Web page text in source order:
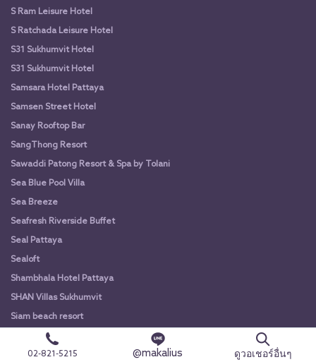
S Ram Leisure Hotel
S Ratchada Leisure Hotel
S31 Sukhumvit Hotel
S31 Sukhumvit Hotel
Samsara Hotel Pattaya
Samsen Street Hotel
Sanay Rooftop Bar
SangThong Resort
Sawaddi Patong Resort & Spa by Tolani
Sea Blue Pool Villa
Sea Breeze
Seafresh Riverside Buffet
Seal Pattaya
Sealoft
Shambhala Hotel Pattaya
SHAN Villas Sukhumvit
Siam beach resort
Siam Silver Lake
Sichang Marina Resort
02-821-5215 @makalius ดูวอเชอร์อื่นๆ